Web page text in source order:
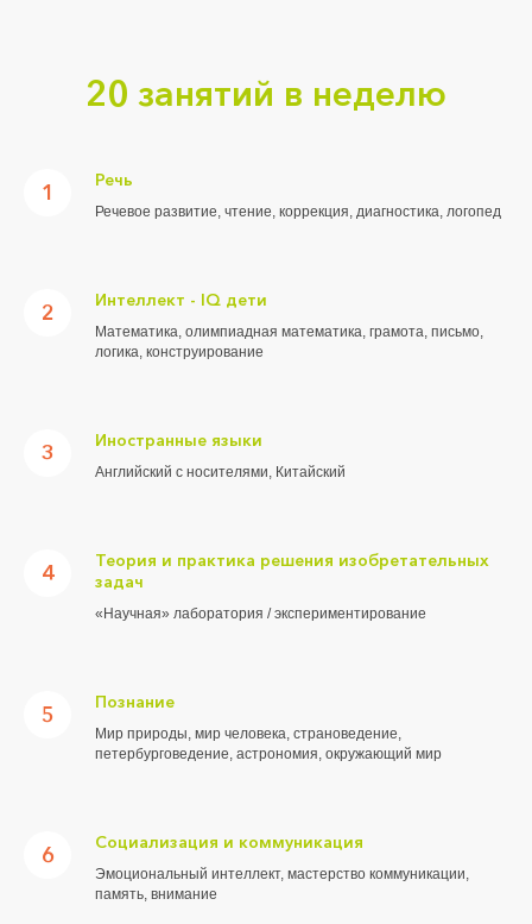
20 занятий в неделю
1 Речь
Речевое развитие, чтение, коррекция, диагностика, логопед
2 Интеллект - IQ дети
Математика, олимпиадная математика, грамота, письмо,
логика, конструирование
3 Иностранные языки
Английский с носителями, Китайский
4
Теория и практика решения изобретательных
задач
«Научная» лаборатория / экспериментирование
5 Познание
Мир природы, мир человека, страноведение,
петербурговедение, астрономия, окружающий мир
6 Социализация и коммуникация
Эмоциональный интеллект, мастерство коммуникации,
память, внимание